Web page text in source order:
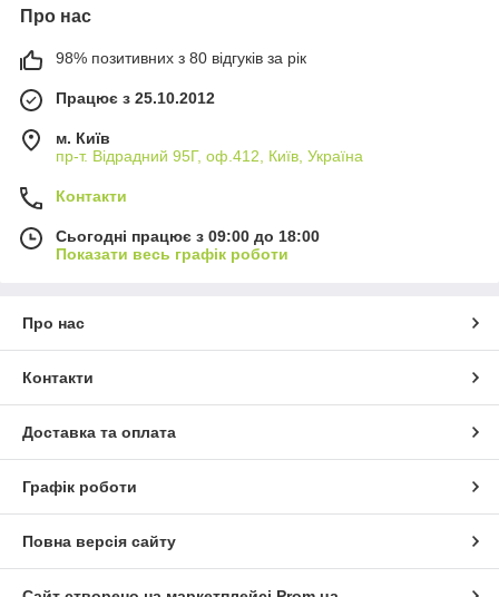
Про нас
98% позитивних з 80 відгуків за рік
Працює з 25.10.2012
м. Київ
пр-т. Відрадний 95Г, оф.412, Київ, Україна
Контакти
Сьогодні працює з 09:00 до 18:00
Показати весь графік роботи
Про нас
Контакти
Доставка та оплата
Графік роботи
Повна версія сайту